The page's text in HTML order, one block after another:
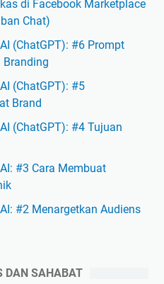
di Facebook Marketplace
Chat)
(ChatGPT): #6 Prompt
Branding
(ChatGPT): #5
Brand
(ChatGPT): #4 Tujuan
#3 Cara Membuat
#2 Menargetkan Audiens
DAN SAHABAT